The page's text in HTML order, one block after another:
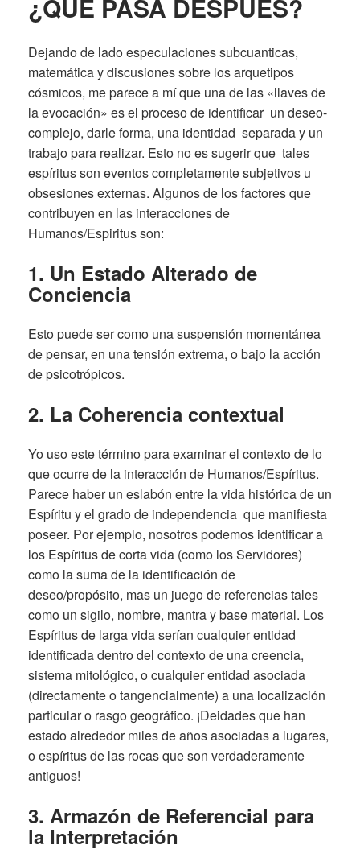
¿QUÉ PASA DESPUES?
Dejando de lado especulaciones subcuanticas,
matemática y discusiones sobre los arquetipos
cósmicos, me parece a mí que una de las «llaves de
la evocación» es el proceso de identificar un deseo-
complejo, darle forma, una identidad separada y un
trabajo para realizar. Esto no es sugerir que tales
espíritus son eventos completamente subjetivos u
obsesiones externas. Algunos de los factores que
contribuyen en las interacciones de
Humanos/Espiritus son:
1. Un Estado Alterado de
Conciencia
Esto puede ser como una suspensión momentánea
de pensar, en una tensión extrema, o bajo la acción
de psicotrópicos.
2. La Coherencia contextual
Yo uso este término para examinar el contexto de lo
que ocurre de la interacción de Humanos/Espíritus.
Parece haber un eslabón entre la vida histórica de un
Espíritu y el grado de independencia que manifiesta
poseer. Por ejemplo, nosotros podemos identificar a
los Espíritus de corta vida (como los Servidores)
como la suma de la identificación de
deseo/propósito, mas un juego de referencias tales
como un sigilo, nombre, mantra y base material. Los
Espíritus de larga vida serían cualquier entidad
identificada dentro del contexto de una creencia,
sistema mitológico, o cualquier entidad asociada
(directamente o tangencialmente) a una localización
particular o rasgo geográfico. ¡Deidades que han
estado alrededor miles de años asociadas a lugares,
o espíritus de las rocas que son verdaderamente
antiguos!
3. Armazón de Referencial para
la Interpretación